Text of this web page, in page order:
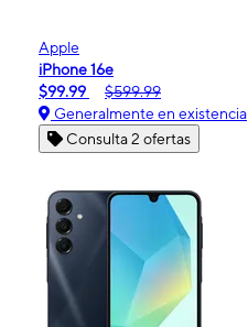
Apple
iPhone 16e
$99.99
$599.99
Generalmente en existencia
Consulta 2 ofertas